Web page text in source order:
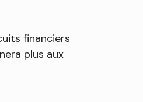
financiers
plus aux